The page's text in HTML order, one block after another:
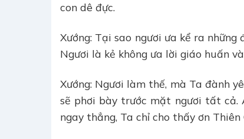
con dê đực.
Xướng: Tại sao ngươi ưa kể ra
Ngươi là kẻ không ưa lời giáo huấn
Xướng: Ngươi làm thế, mà Ta đành
sẽ phơi bày trước mặt ngươi tất cả.
ngay thẳng, Ta chỉ cho thấy ơn Thiên